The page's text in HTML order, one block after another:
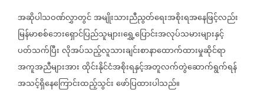
အဆိုပါသဝဏ်လွှာတွင်အမျိုးသားညီညွတ်ရေးအစိုးရအနေဖြင့်လည်း
မြန်မာစစ်ဘေးရှောင်ပြည်သူများ၊ရွှေ့ပြောင်းအလုပ်သမားများနှင့်
ပတ်သက်ပြီးလိုအပ်သည့်လူသားချင်းစာနာထောက်ထားမှုဆိုင်ရာ
အကူအညီများအားထိုင်းနိုင်ငံအစိုးရနှင့်အတူလက်တွဲဆောက်ရွက်ရန်
အသင့်ရှိနေကြောင်းထည့်သွင်းဖော်ပြထားပါသည်။